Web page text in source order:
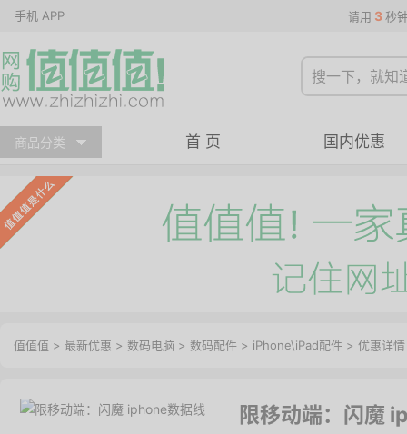
手机 APP 请用 3 秒
商品分类 首 页 国内优惠
值值值 > 最新优惠 > 数码电脑 > 数码配件 > iPhone\iPad配件 > 优惠详情
限移动端：闪魔